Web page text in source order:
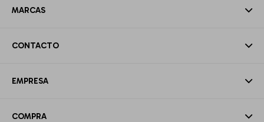
MARCAS
CONTACTO
EMPRESA
COMPRA